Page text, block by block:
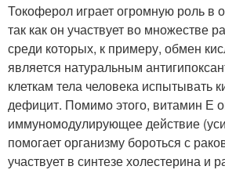
Токоферол играет огромную роль в
так как он участвует во множестве
среди которых, к примеру, обмен
является натуральным
клеткам тела человека испытывать
дефицит. Помимо этого, витамин Е
иммуномодулирующее действие
помогает организму бороться с
участвует в синтезе холестерина и